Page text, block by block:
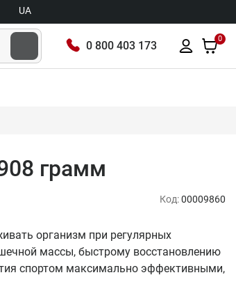
UA
0 800 403 173
0
грамм
Код:00009860
организм при регулярных
массы, быстрому восстановлению
спортом максимально эффективными,